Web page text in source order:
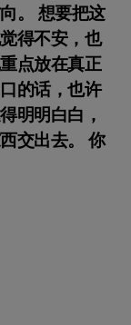
。 想要把这
得不安，也
点放在真正
的话，也许
明明白白，
交出去。 你